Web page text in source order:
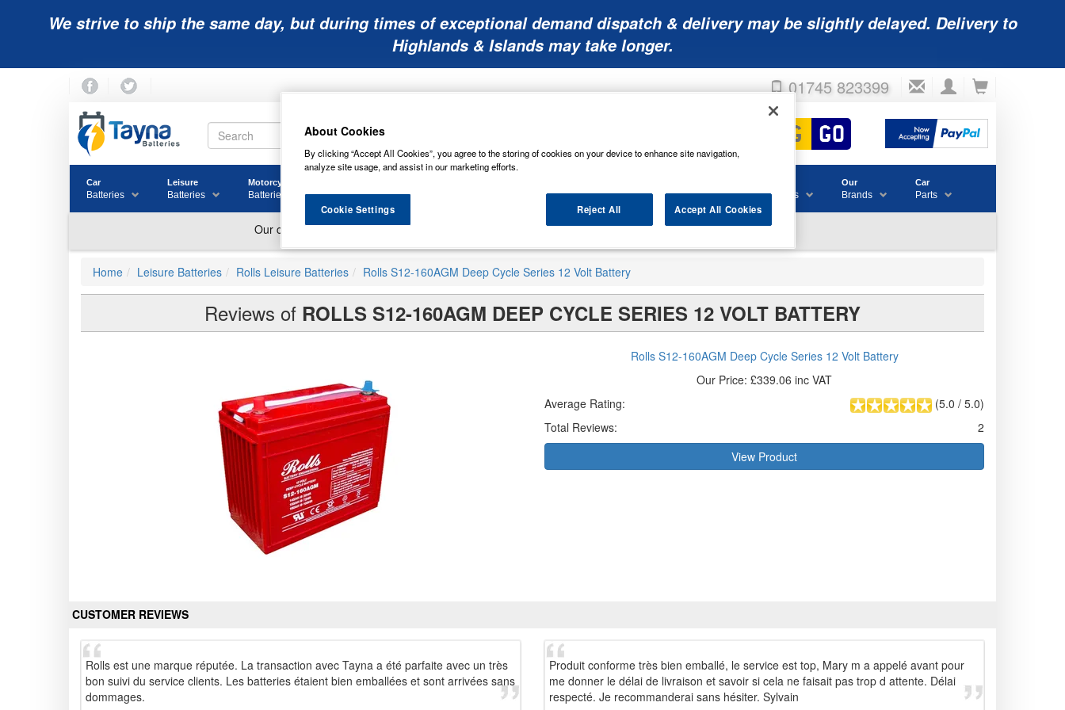
We strive to ship the same day, but during times of exceptional demand dispatch & delivery may be slightly delayed. Delivery to
Highlands & Islands may take longer.
01745 823399
Car
Batteries
Leisure
Batteries
Motorcycle
Batteries Batteries Batteries Batteries Blades & Consumables
Our
Brands
Car
Parts
Home Leisure Batteries Rolls Leisure Batteries Rolls S12-160AGM Deep Cycle Series 12 Volt Battery
Reviews of ROLLS S12-160AGM DEEP CYCLE SERIES 12 VOLT BATTERY
Rolls S12-160AGM Deep Cycle Series 12 Volt Battery
Our Price: £339.06 inc VAT
(5.0 / 5.0)
Average Rating:
Total Reviews:
2
View Product
CUSTOMER REVIEWS
Rolls est une marque réputée. La transaction avec Tayna a été parfaite avec un très
bon suivi du service clients. Les batteries étaient bien emballées et sont arrivées sans
dommages.
Produit conforme très bien emballé, le service est top, Mary m a appelé avant pour
me donner le délai de livraison et savoir si cela ne faisait pas trop d attente. Délai
respecté. Je recommanderai sans hésiter. Sylvain
About Cookies
By clicking “Accept All Cookies”, you agree to the storing of cookies on your device to enhance site navigation,
analyze site usage, and assist in our marketing efforts.
Reject All Accept All Cookies
Cookie Settings